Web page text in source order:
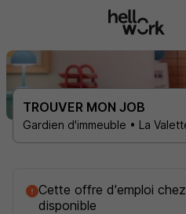
TROUVER MON JOB
Cette offre d'emploi chez
disponible